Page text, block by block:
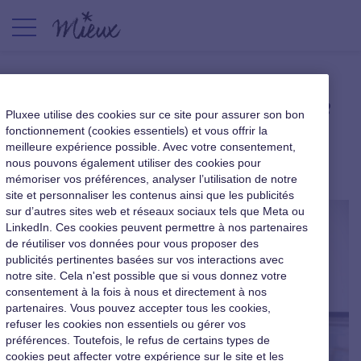
Se remotiver avec la méthode
des 3R
|8 juillet 2015
Pluxee utilise des cookies sur ce site pour assurer son bon
fonctionnement (cookies essentiels) et vous offrir la
meilleure expérience possible. Avec votre consentement,
nous pouvons également utiliser des cookies pour
mémoriser vos préférences, analyser l’utilisation de notre
site et personnaliser les contenus ainsi que les publicités
sur d’autres sites web et réseaux sociaux tels que Meta ou
LinkedIn. Ces cookies peuvent permettre à nos partenaires
de réutiliser vos données pour vous proposer des
publicités pertinentes basées sur vos interactions avec
notre site. Cela n'est possible que si vous donnez votre
consentement à la fois à nous et directement à nos
partenaires. Vous pouvez accepter tous les cookies,
refuser les cookies non essentiels ou gérer vos
préférences. Toutefois, le refus de certains types de
cookies peut affecter votre expérience sur le site et les